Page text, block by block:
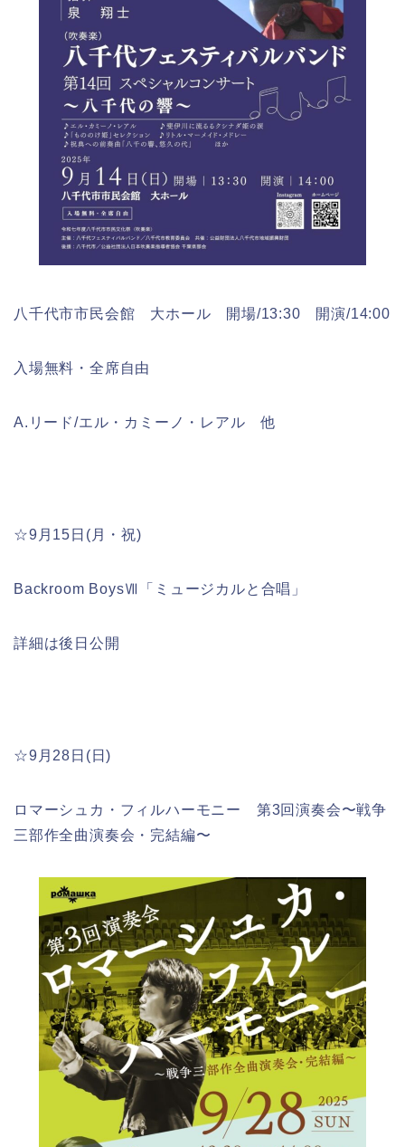
八千代市市民会館 大ホール 開場/13:30 開演/14:00
入場無料・全席自由
A.リード/エル・カミーノ・レアル 他
☆9月15日(月・祝)
Backroom BoysⅦ「ミュージカルと合唱」
詳細は後日公開
☆9月28日(日)
ロマーシュカ・フィルハーモニー 第3回演奏会〜戦争
三部作全曲演奏会・完結編〜